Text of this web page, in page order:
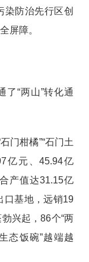
染防治先行区创
屏障。
了“两山”转化通
门柑橘”“石门土
亿元、45.94亿
产值达31.15亿
口基地，远销19
兴起，86个“两
态饭碗”越端越